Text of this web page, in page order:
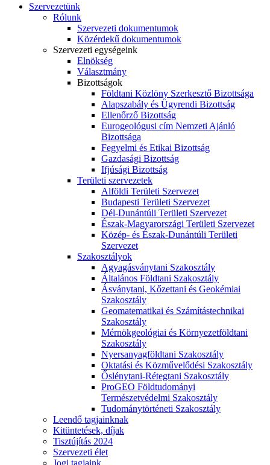
Szervezetünk
Rólunk
Szervezeti dokumentumok
Közérdekű dokumentumok
Szervezeti egységeink
Elnökség
Választmány
Bizottságok
Földtani Közlöny Szerkesztő Bizottsága
Alapszabály és Ügyrendi Bizottság
Ellenőrző Bizottság
Eurogeológusi cím Nemzeti Ajánló
Bizottsága
Fegyelmi és Etikai Bizottság
Gazdasági Bizottság
Ifjúsági Bizottság
Területi szervezetek
Alföldi Területi Szervezet
Budapesti Területi Szervezet
Dél-Dunántúli Területi Szervezet
Észak-Magyarországi Területi Szervezet
Közép- és Észak-Dunántúli Területi
Szervezet
Szakosztályok
Agyagásványtani Szakosztály
Általános Földtani Szakosztály
Ásványtani, Kőzettani és Geokémiai
Szakosztály
Geomatematikai és Számítástechnikai
Szakosztály
Mérnökgeológiai és Környezetföldtani
Szakosztály
Nyersanyagföldtani Szakosztály
Oktatási és Közművelődési Szakosztály
Őslénytani-Rétegtani Szakosztály
ProGEO Földtudományi
Természetvédelmi Szakosztály
Tudománytörténeti Szakosztály
Leendő tagjainknak
Kitüntetések, díjak
Tisztújítás 2024
Szervezeti élet
Jogi tagjaink